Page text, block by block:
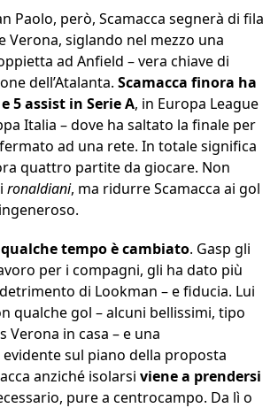
Paolo, però, Scamacca segnerà di fila
Verona, siglando nel mezzo una
ad Anfield – vera chiave di
dell’Atalanta. Scamacca finora ha
5 assist in Serie A, in Europa League
Italia – dove ha saltato la finale per
ad una rete. In totale significa
quattro partite da giocare. Non
ronaldiani, ma ridurre Scamacca ai gol
tempo è cambiato. Gasp gli
per i compagni, gli ha dato più
di Lookman – e fiducia. Lui
qualche gol – alcuni bellissimi, tipo
Verona in casa – e una
sul piano della proposta
anziché isolarsi viene a prendersi
pure a centrocampo. Da lì o